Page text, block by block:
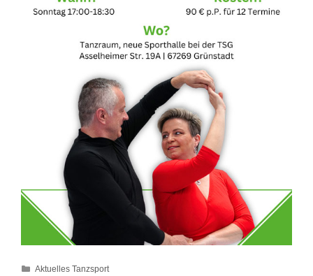
Kategorien
Aktuelles Tanzsport